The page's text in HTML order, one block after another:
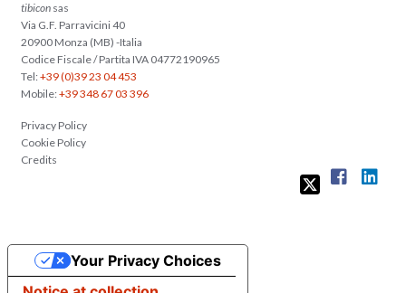
tibicon sas
Via G.F. Parravicini 40
20900 Monza (MB) -Italia
Codice Fiscale / Partita IVA 04772190965
Tel:+39 (0)39 23 04 453
Mobile:+39 348 67 03 396
Privacy Policy
Cookie Policy
Credits
Your Privacy Choices